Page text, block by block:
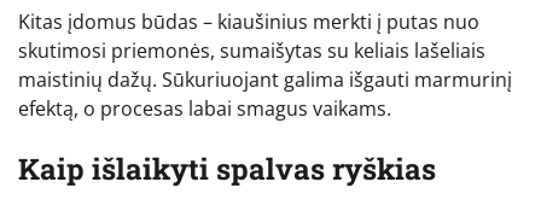
Kitas įdomus būdas – kiaušinius merkti į putas nuo
skutimosi priemonės, sumaišytas su keliais lašeliais
maistinių dažų. Sūkuriuojant galima išgauti marmurinį
efektą, o procesas labai smagus vaikams.
Kaip išlaikyti spalvas ryškias